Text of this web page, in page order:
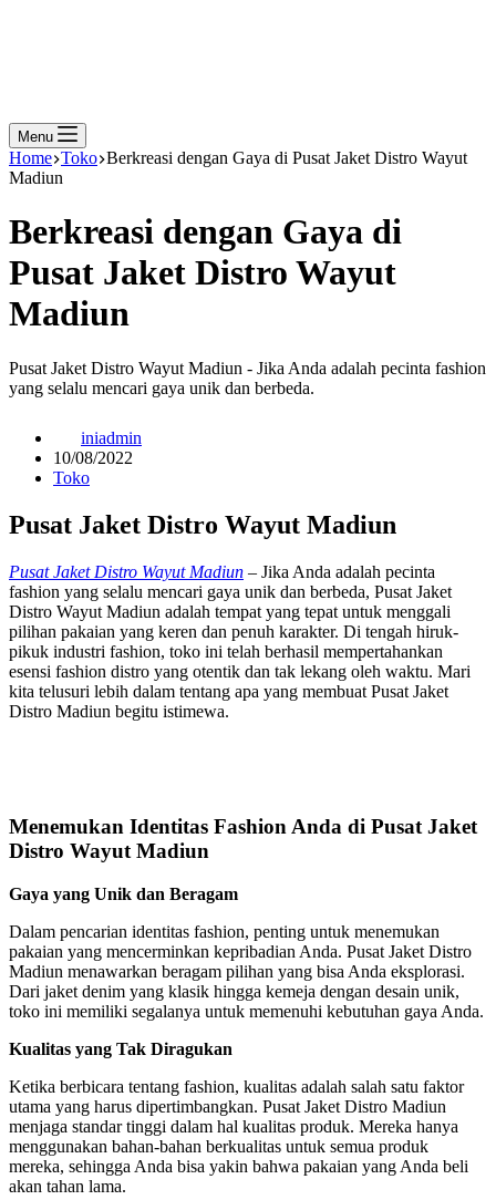
Menu
Home Toko Berkreasi dengan Gaya di Pusat Jaket Distro Wayut
Madiun
Berkreasi dengan Gaya di
Pusat Jaket Distro Wayut
Madiun
Pusat Jaket Distro Wayut Madiun - Jika Anda adalah pecinta fashion
yang selalu mencari gaya unik dan berbeda.
iniadmin
10/08/2022
Toko
Pusat Jaket Distro Wayut Madiun
Pusat Jaket Distro Wayut Madiun – Jika Anda adalah pecinta
fashion yang selalu mencari gaya unik dan berbeda, Pusat Jaket
Distro Wayut Madiun adalah tempat yang tepat untuk menggali
pilihan pakaian yang keren dan penuh karakter. Di tengah hiruk-
pikuk industri fashion, toko ini telah berhasil mempertahankan
esensi fashion distro yang otentik dan tak lekang oleh waktu. Mari
kita telusuri lebih dalam tentang apa yang membuat Pusat Jaket
Distro Madiun begitu istimewa.
Menemukan Identitas Fashion Anda di Pusat Jaket
Distro Wayut Madiun
Gaya yang Unik dan Beragam
Dalam pencarian identitas fashion, penting untuk menemukan
pakaian yang mencerminkan kepribadian Anda. Pusat Jaket Distro
Madiun menawarkan beragam pilihan yang bisa Anda eksplorasi.
Dari jaket denim yang klasik hingga kemeja dengan desain unik,
toko ini memiliki segalanya untuk memenuhi kebutuhan gaya Anda.
Kualitas yang Tak Diragukan
Ketika berbicara tentang fashion, kualitas adalah salah satu faktor
utama yang harus dipertimbangkan. Pusat Jaket Distro Madiun
menjaga standar tinggi dalam hal kualitas produk. Mereka hanya
menggunakan bahan-bahan berkualitas untuk semua produk
mereka, sehingga Anda bisa yakin bahwa pakaian yang Anda beli
akan tahan lama.